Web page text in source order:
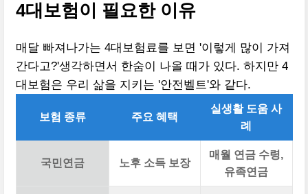
4대보험이 필요한 이유
매달 빠져나가는 4대보험료를 보면 '이렇게 많이 가져
간다고?'생각하면서 한숨이 나올 때가 있다. 하지만 4
대보험은 우리 삶을 지키는 '안전벨트'와 같다.
보험 종류 주요 혜택
실생활 도움 사
례
국민연금 노후 소득 보장
매월 연금 수령,
유족연금